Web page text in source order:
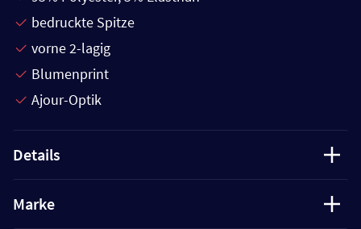
bedruckte Spitze
vorne 2-lagig
Blumenprint
Ajour-Optik
Details
Marke